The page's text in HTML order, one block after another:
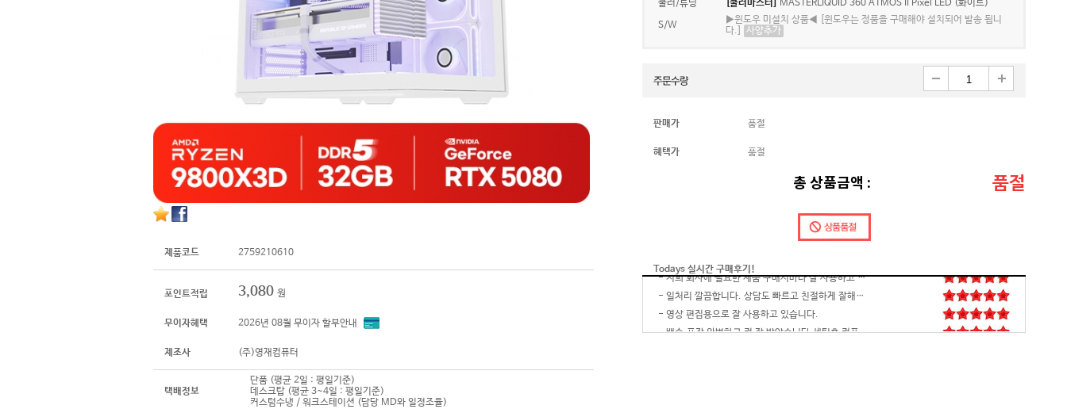
제품코드 2759210610
포인트적립 3,080 원
무이자혜택 2026년 08월 무이자 할부안내
제조사 (주)영재컴퓨터
택배정보
단품 (평균 2일 : 평일기준)
데스크탑 (평균 3~4일 : 평일기준)
커스텀수냉 / 워크스테이션 (담당 MD와 일정조율)
쿨러/튜닝
[쿨러마스터]
MASTERLIQUID 360 ATMOS II Pixel LED (화이트)
S/W
▶윈도우 미설치 상품◀ [윈도우는 정품을 구매해야 설치되어 발송 됩니
다.]
사양추가
판매가 품절
혜택가 품절
총 상품금액 : 품절
Todays 실시간 구매후기!